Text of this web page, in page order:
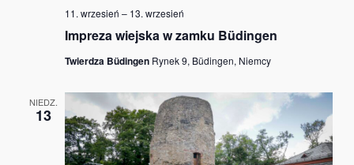
Impreza wiejska w zamku Büdingen
11. wrzesień – 13. wrzesień
Twierdza Büdingen Rynek 9, Büdingen, Niemcy
NIEDZ.
13